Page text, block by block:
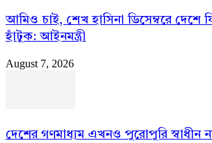
আমিও চাই, শেখ হাসিনা ডিসেম্বরে দেশে
হাঁটুক: আইনমন্ত্রী
August 7, 2026
দেশের গণমাধ্যম এখনও পুরোপুরি স্বাধীন